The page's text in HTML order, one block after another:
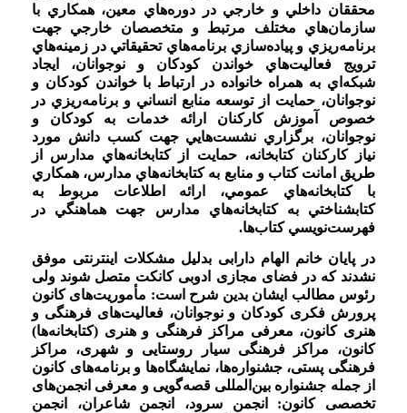
محققان داخلي و خارجي در دوره‌هاي معين، همکاري با
سازمان‌هاي مختلف مرتبط و متخصصان خارجي جهت
برنامه‌ريزي و پياده‌سازي برنامه‌هاي تحقيقاتي در زمينه‌هاي
ترويج فعاليت‌هاي خواندن کودکان و نوجوانان، ايجاد
شبکه‌اي به همراه خانواده در ارتباط با خواندن کودکان و
نوجوانان، حمايت از توسعه منابع انساني و برنامه‌ريزي در
خصوص آموزش کارکنان ارائه خدمات به کودکان و
نوجوانان، برگزاري نشست‌هايي جهت کسب دانش مورد
نياز کارکنان کتابخانه، حمايت از کتابخانه‌هاي مدارس از
طريق امانت کتاب و منابع به کتابخانه‌هاي مدارس، همکاري
با کتابخانه‌هاي عمومي، ارائه اطلاعات مربوط به
کتابشناختي به کتابخانه‌هاي مدارس جهت هماهنگي در
فهرست‌نويسي کتاب‌ها.
در پایان خانم الهام دارابی بدلیل مشکلات اینترنتی موفق
نشدند که در فضای مجازی ادوبی کانکت متصل شوند ولی
رئوس مطالب ایشان بدین شرح است: مأموریت‌های کانون
پرورش فکری کودکان و نوجوانان، فعالیت‌های فرهنگی و
هنری کانون، معرفی مراکز فرهنگی و هنری (کتابخانه‌ها)
کانون، مراکز فرهنگی سیار روستایی و شهری، مراکز
فرهنگی پستی، جشنواره‌ها، نمایشگاه‌ها و برنامه‌های کانون
از جمله جشنواره بین‌المللی قصه‌گویی و معرفی انجمن‌های
تخصصی کانون: انجمن سرود، انجمن شاعران، انجمن